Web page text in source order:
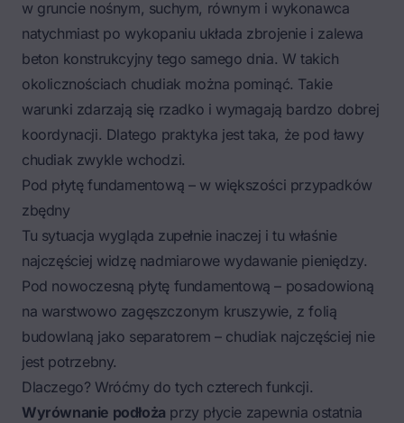
w gruncie nośnym, suchym, równym i wykonawca
natychmiast po wykopaniu układa zbrojenie i zalewa
beton konstrukcyjny tego samego dnia. W takich
okolicznościach chudiak można pominąć. Takie
warunki zdarzają się rzadko i wymagają bardzo dobrej
koordynacji. Dlatego praktyka jest taka, że pod ławy
chudiak zwykle wchodzi.
Pod płytę fundamentową – w większości przypadków
zbędny
Tu sytuacja wygląda zupełnie inaczej i tu właśnie
najczęściej widzę nadmiarowe wydawanie pieniędzy.
Pod nowoczesną płytę fundamentową – posadowioną
na warstwowo zagęszczonym kruszywie, z folią
budowlaną jako separatorem – chudiak najczęściej nie
jest potrzebny.
Dlaczego? Wróćmy do tych czterech funkcji.
Wyrównanie podłoża przy płycie zapewnia ostatnia